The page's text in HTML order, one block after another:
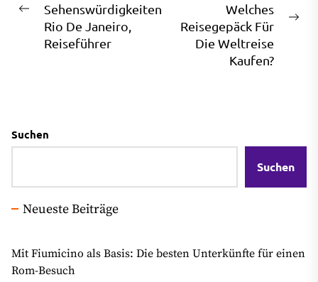
Previous
post:
Sehenswürdigkeiten
Rio De Janeiro,
Reiseführer
Welches
Reisegepäck Für
Die Weltreise
Kaufen?
Suchen
Suchen
Neueste Beiträge
Mit Fiumicino als Basis: Die besten Unterkünfte für einen
Rom-Besuch